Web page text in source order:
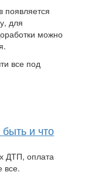
появляется
для
можно
все под
и что
ДТП, оплата
все.